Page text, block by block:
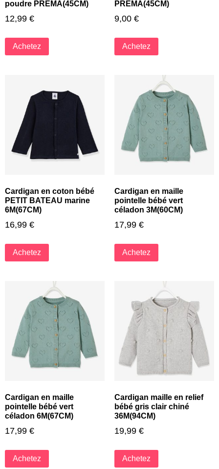
poudre PREMA(45CM)
12,99 €
Achetez
PREMA(45CM)
9,00 €
Achetez
Cardigan en coton bébé
PETIT BATEAU marine
6M(67CM)
16,99 €
Achetez
Cardigan en maille
pointelle bébé vert
céladon 3M(60CM)
17,99 €
Achetez
Cardigan en maille
pointelle bébé vert
céladon 6M(67CM)
17,99 €
Achetez
Cardigan maille en relief
bébé gris clair chiné
36M(94CM)
19,99 €
Achetez